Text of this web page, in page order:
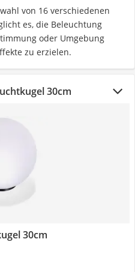
von 16 verschiedenen
es, die Beleuchtung
oder Umgebung
zu erzielen.
30cm
30cm